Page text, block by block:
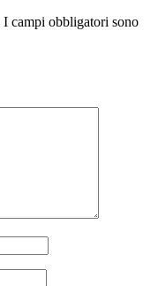
I campi obbligatori sono